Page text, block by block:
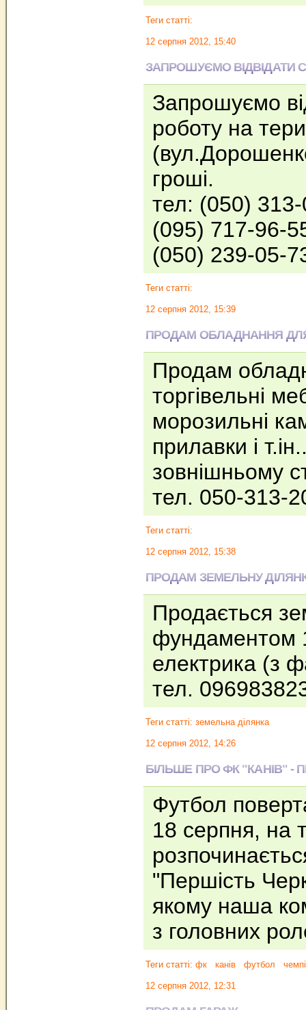
Теги статті:
12 серпня 2012, 15:40
ЗАПРОШУЄМО ВІДВІДАТИ
Запрошуємо
роботу на
гроші.
тел: (050)
(095) 717-96-
(050) 239-05-
Теги статті:
12 серпня 2012, 15:39
ПРОДАМ ОБЛАДНАННЯ ДЛЯ
Продам
торгівельні
морозильні
прилавки і
зовнішньому
тел. 050-313-
Теги статті:
12 серпня 2012, 15:38
ПРОДАМ ЗЕМЕЛЬНУ
Продається
фундаментом
електрика (з
тел.
Теги статті: земельна ділянка
12 серпня 2012, 14:26
БІЛЬШЕ ПРО ФК "КАНІВ" -
Футбол
18 серпня, на
"Першість
якому наша
з головних
Теги статті: фк канів футбол
12 серпня 2012, 12:31